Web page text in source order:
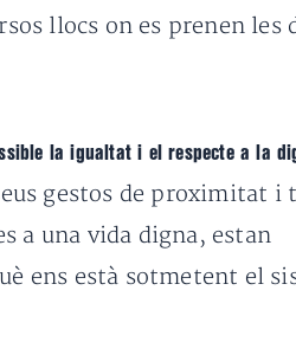
llocs on es prenen les
la igualtat i el respecte a la
gestos de proximitat i
a una vida digna, estan
ens està sotmetent el